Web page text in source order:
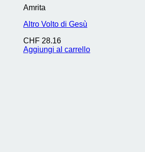
Amrita
Altro Volto di Gesù
CHF 28.16
Aggiungi al carrello